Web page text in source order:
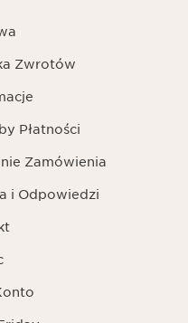
Zwrotów
Płatności
Zamówienia
i Odpowiedzi